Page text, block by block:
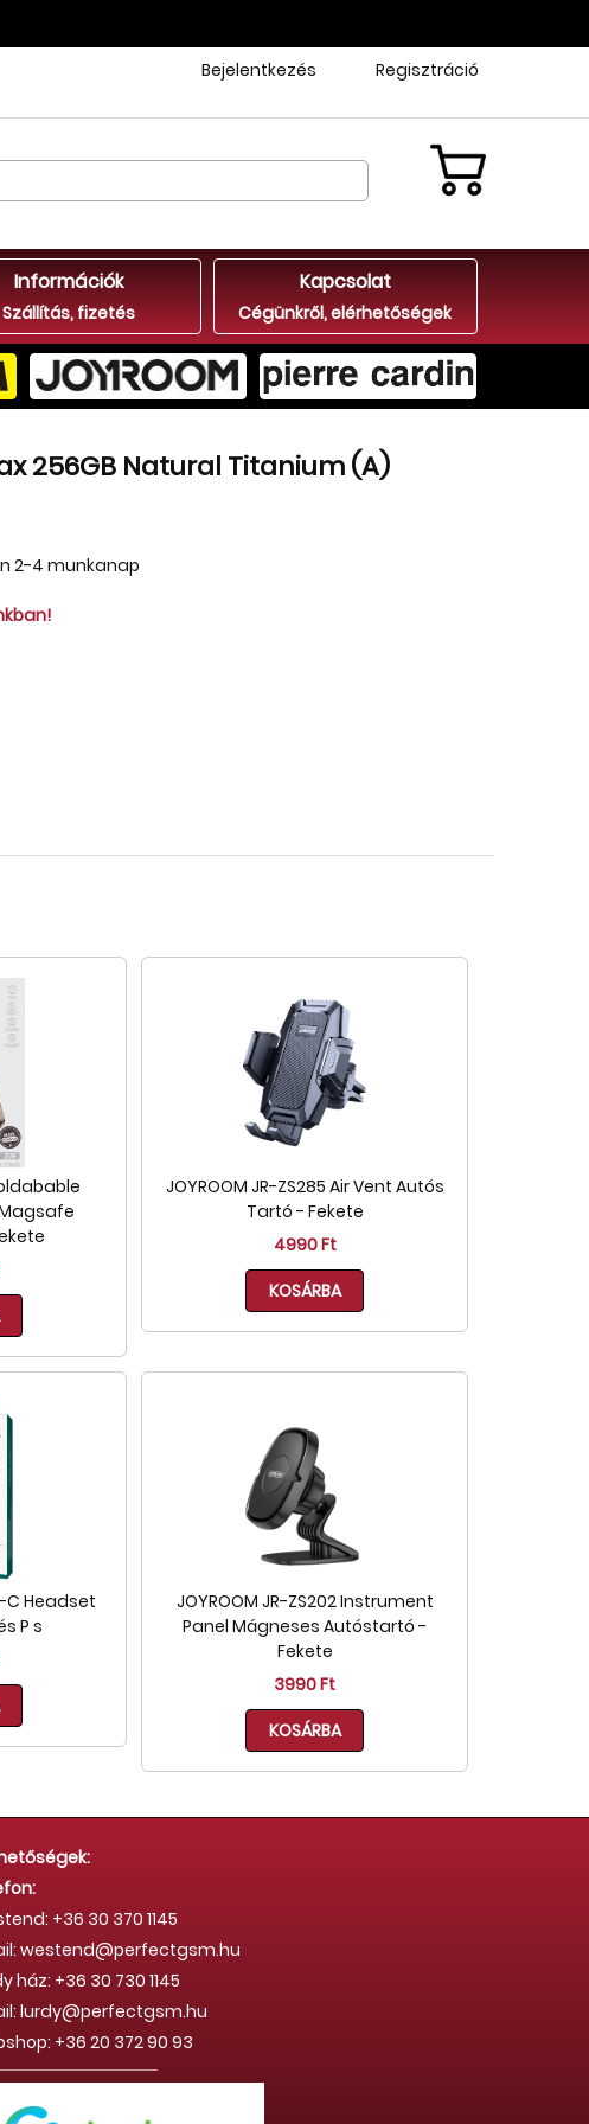
Bejelentkezés Regisztráció
Információk
Szállítás, fizetés
Kapcsolat
Cégünkről, elérhetőségek
256GB Natural Titanium (A)
2-4 munkanap
JOYROOM JR-ZS285 Air Vent Autós
Tartó - Fekete
4990 Ft
KOSÁRBA
C Headset
P s
JOYROOM JR-ZS202 Instrument
Panel Mágneses Autóstartó -
Fekete
3990 Ft
KOSÁRBA
+36 30 370 1145
westend@perfectgsm.hu
ház: +36 30 730 1145
lurdy@perfectgsm.hu
+36 20 372 90 93